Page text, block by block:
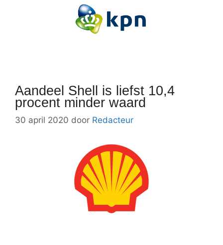
Aandeel Shell is liefst 10,4
procent minder waard
30 april 2020 door Redacteur